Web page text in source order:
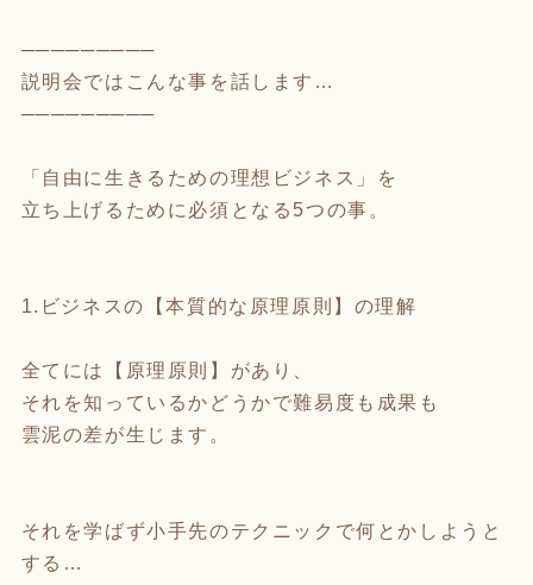
─────────
説明会ではこんな事を話します…
─────────
「自由に生きるための理想ビジネス」を
立ち上げるために必須となる5つの事。
1.ビジネスの【本質的な原理原則】の理解
全てには【原理原則】があり、
それを知っているかどうかで難易度も成果も
雲泥の差が生じます。
それを学ばず小手先のテクニックで何とかしようと
する…